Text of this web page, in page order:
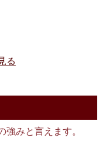
る
みと言えます。